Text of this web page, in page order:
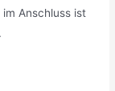
Anschluss ist